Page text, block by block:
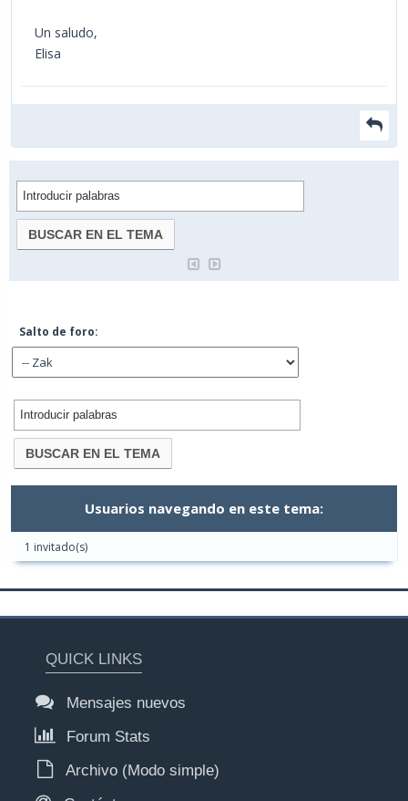
Un saludo,
Elisa
Salto de foro:
Usuarios navegando en este tema:
1 invitado(s)
QUICK LINKS
Mensajes nuevos
Forum Stats
Archivo (Modo simple)